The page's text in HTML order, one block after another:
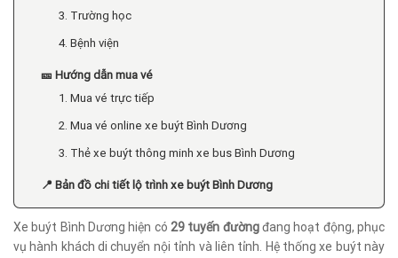
3. Trường học
4. Bệnh viện
🎫 Hướng dẫn mua vé
1. Mua vé trực tiếp
2. Mua vé online xe buýt Bình Dương
3. Thẻ xe buýt thông minh xe bus Bình Dương
📍 Bản đồ chi tiết lộ trình xe buýt Bình Dương
Xe buýt Bình Dương hiện có 29 tuyến đườngđang hoạt động, phục
vụ hành khách di chuyển nội tỉnh và liên tỉnh. Hệ thống xe buýt này